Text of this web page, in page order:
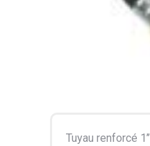
Tuyau renforcé 1’’